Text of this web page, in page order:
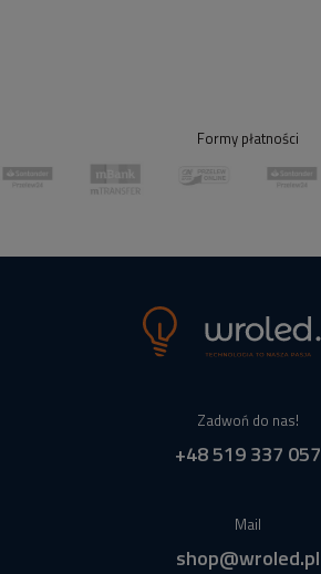
Formy płatności
Zadwoń do nas!
+48 519 337 057
Mail
shop@wroled.pl